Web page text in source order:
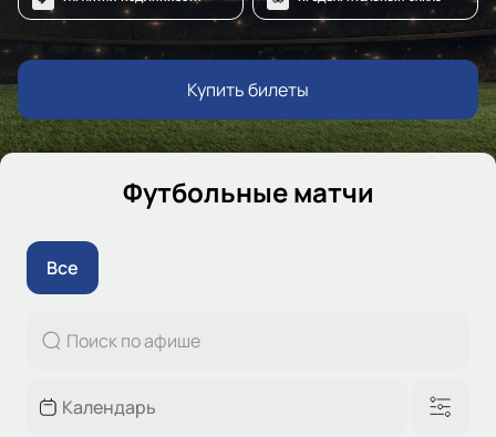
Купить билеты
Футбольные матчи
Все